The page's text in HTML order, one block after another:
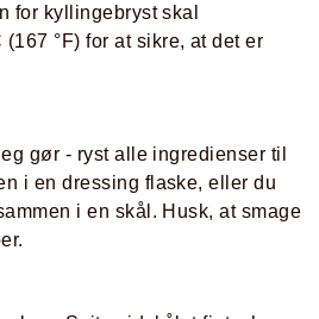
for kyllingebryst skal
(167 °F) for at sikre, at det er
gør - ryst alle ingredienser til
i en dressing flaske, eller du
i en skål. Husk, at smage